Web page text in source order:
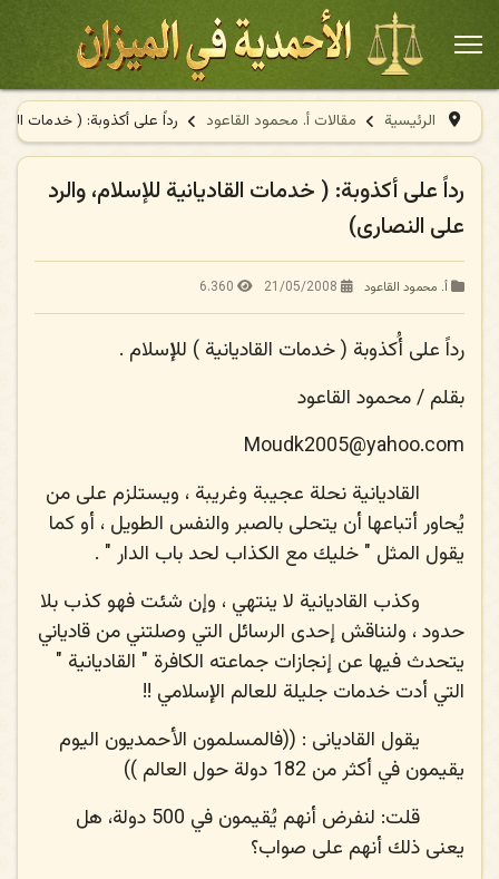
الرئيسية مقالات أ. محمود القاعود رداً على أكذوبة: ( خدمات
رداً على أكذوبة: ( خدمات القاديانية للإسلام، والرد
على النصارى)
أ. محمود القاعود 21/05/2008
6.360
رداً على أُكذوبة ( خدمات القاديانية ) للإسلام .
بقلم / محمود القاعود
Moudk2005@yahoo.com
القاديانية نحلة عجيبة وغريبة ، ويستلزم على من
يُحاور أتباعها أن يتحلى بالصبر والنفس الطويل ، أو كما
يقول المثل " خليك مع الكذاب لحد باب الدار " .
وكذب القاديانية لا ينتهي ، وإن شئت فهو كذب بلا
حدود ، ولنناقش إحدى الرسائل التي وصلتني من قادياني
يتحدث فيها عن إنجازات جماعته الكافرة " القاديانية "
التي أدت خدمات جليلة للعالم الإسلامي !!
يقول القاديانى : ((فالمسلمون الأحمديون اليوم
يقيمون في أكثر من 182 دولة حول العالم ))
قلت
: لنفرض أنهم يُقيمون في 500 دولة، هل
يعنى ذلك أنهم على صواب؟